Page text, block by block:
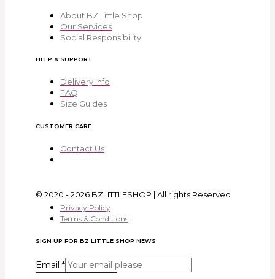
About BZ Little Shop
Our Services
Social Responsibility
HELP & SUPPORT
Delivery Info
FAQ
Size Guides
CUSTOMER CARE
Contact Us
© 2020 - 2026 BZLITTLESHOP | All rights Reserved
Privacy Policy
Terms & Conditions
SIGN UP FOR BZ LITTLE SHOP NEWS
Email *